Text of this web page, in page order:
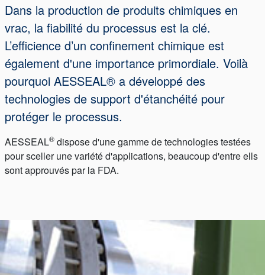
Dans la production de produits chimiques en
vrac, la fiabilité du processus est la clé.
L’efficience d’un confinement chimique est
également d'une importance primordiale. Voilà
pourquoi AESSEAL® a développé des
technologies de support d'étanchéité pour
protéger le processus.
AESSEAL® dispose d'une gamme de technologies testées
pour sceller une variété d'applications, beaucoup d'entre ells
sont approuvés par la FDA.